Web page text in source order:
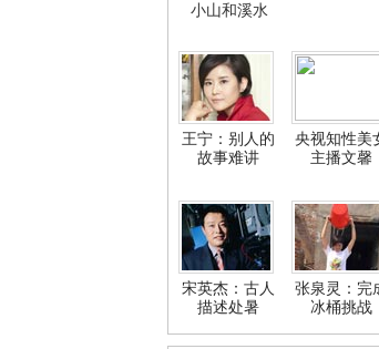
小山和溪水
王宁：别人的
故事难讲
央视知性美
主播文馨
宋英杰：古人
描述处暑
张泉灵：完
冰桶挑战